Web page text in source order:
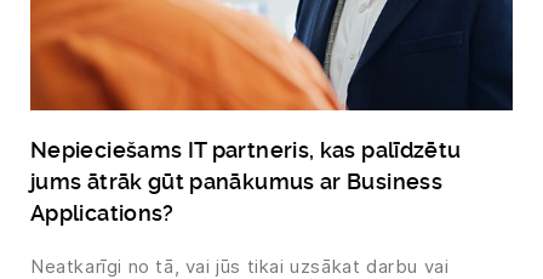
Nepieciešams IT partneris, kas palīdzētu
jums ātrāk gūt panākumus ar Business
Applications?
Neatkarīgi no tā, vai jūs tikai uzsākat darbu vai